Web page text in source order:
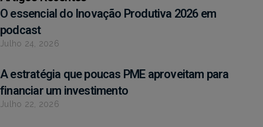
O essencial do Inovação Produtiva 2026 em
podcast
Julho 24, 2026
A estratégia que poucas PME aproveitam para
financiar um investimento
Julho 22, 2026